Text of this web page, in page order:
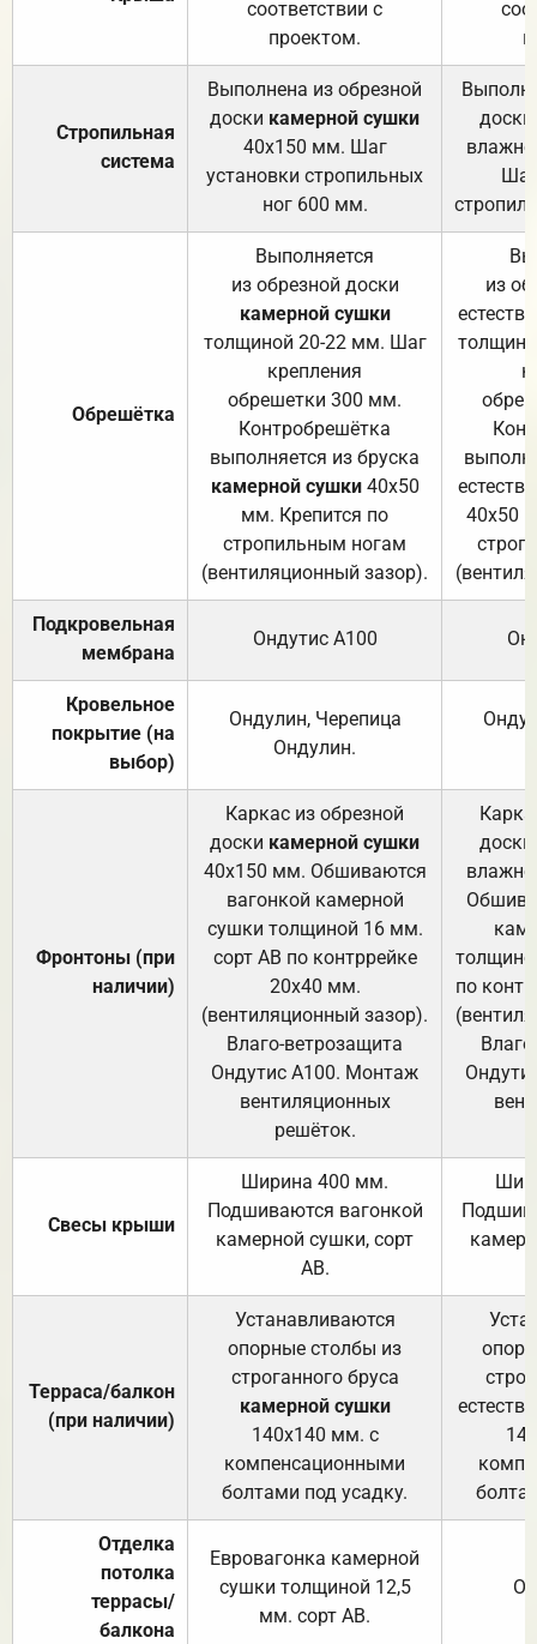
соответствии с
проектом.
Стропильная
система
Выполнена из обрезной
доски камерной сушки
40х150 мм. Шаг
установки стропильных
ног 600 мм.
доски
Обрешётка
Выполняется
из обрезной доски
камерной сушки
толщиной 20-22 мм. Шаг
крепления
обрешетки 300 мм.
Контробрешётка
выполняется из бруска
камерной сушки40х50
мм. Крепится по
стропильным ногам
(вентиляционный зазор).
из
40х50
Подкровельная
мембрана
Ондутис А100
Кровельное
покрытие (на
выбор)
Ондулин, Черепица
Ондулин.
Фронтоны (при
наличии)
Каркас из обрезной
доски камерной сушки
40х150 мм. Обшиваются
вагонкой камерной
сушки толщиной 16 мм.
сорт АВ по контррейке
20х40 мм.
(вентиляционный зазор).
Влаго-ветрозащита
Ондутис А100. Монтаж
вентиляционных
решёток.
доски
по
Свесы крыши
Ширина 400 мм.
Подшиваются вагонкой
камерной сушки, сорт
АВ.
Терраса/балкон
(при наличии)
Устанавливаются
опорные столбы из
строганного бруса
камерной сушки
140х140 мм. с
компенсационными
болтами под усадку.
Отделка
потолка
террасы/
балкона
Евровагонка камерной
сушки толщиной 12,5
мм. сорт АВ.